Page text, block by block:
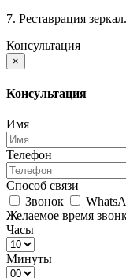
7. Реставрация зеркал.
Консультация
×
Консультация
Имя
Телефон
Способ связи
Звонок
Желаемое время
Часы
Минуты